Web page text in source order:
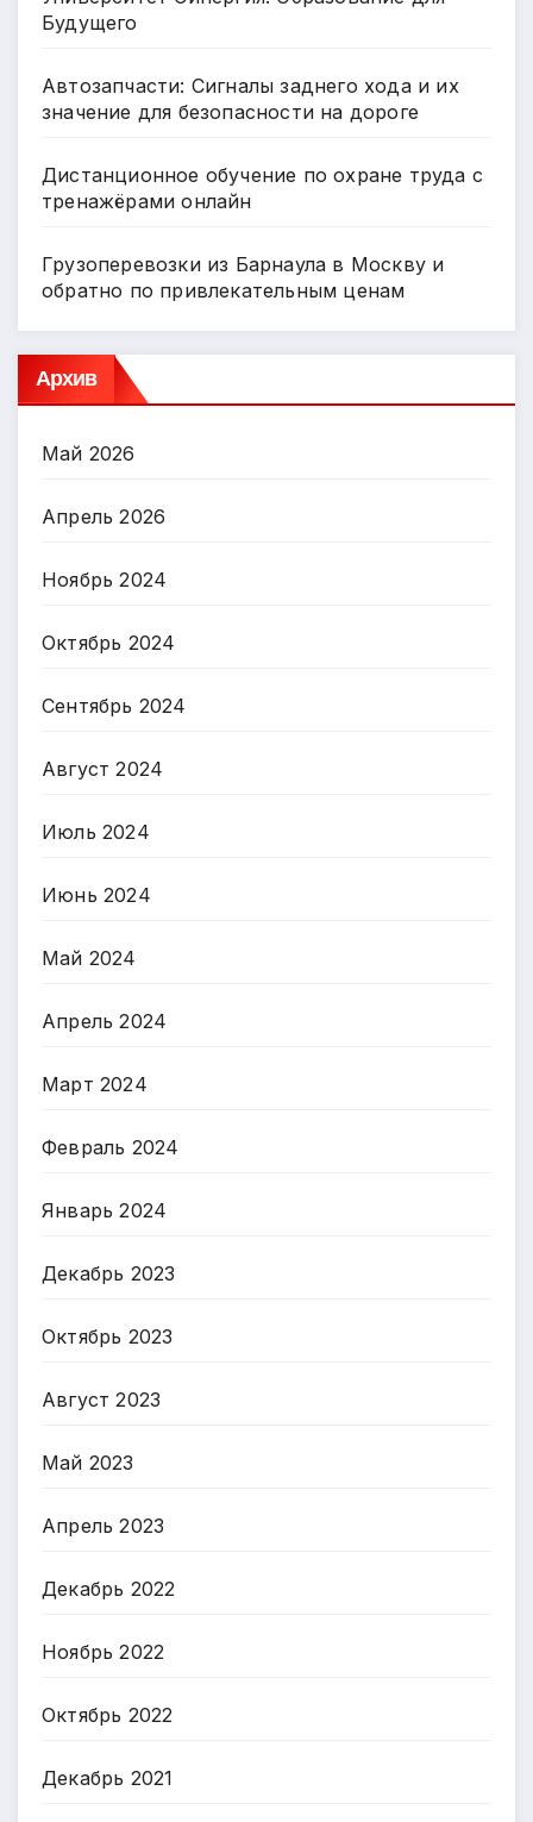
Будущего
Автозапчасти: Сигналы заднего хода и их
значение для безопасности на дороге
Дистанционное обучение по охране труда с
тренажёрами онлайн
Грузоперевозки из Барнаула в Москву и
обратно по привлекательным ценам
Архив
Май 2026
Апрель 2026
Ноябрь 2024
Октябрь 2024
Сентябрь 2024
Август 2024
Июль 2024
Июнь 2024
Май 2024
Апрель 2024
Март 2024
Февраль 2024
Январь 2024
Декабрь 2023
Октябрь 2023
Август 2023
Май 2023
Апрель 2023
Декабрь 2022
Ноябрь 2022
Октябрь 2022
Декабрь 2021